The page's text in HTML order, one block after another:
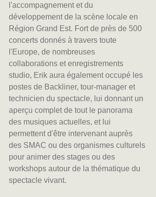
l'accompagnement et du
développement de la scène locale en
Région Grand Est. Fort de près de 500
concerts donnés à travers toute
l'Europe, de nombreuses
collaborations et enregistrements
studio, Erik aura également occupé les
postes de Backliner, tour-manager et
technicien du spectacle, lui donnant un
aperçu complet de tout le panorama
des musiques actuelles, et lui
permettent d'être intervenant auprès
des SMAC ou des organismes culturels
pour animer des stages ou des
workshops autour de la thématique du
spectacle vivant.